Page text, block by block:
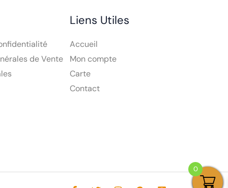
de Vente
Liens Utiles
Accueil
Mon compte
Carte
Contact
0